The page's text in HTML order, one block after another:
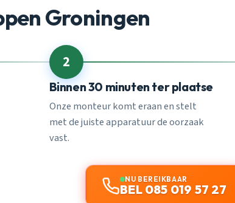
Groningen
2
Binnen 30 minuten ter plaatse
Onze monteur komt eraan en stelt
met de juiste apparatuur de oorzaak
vast.
NU BEREIKBAAR
BEL 085 019 57 27